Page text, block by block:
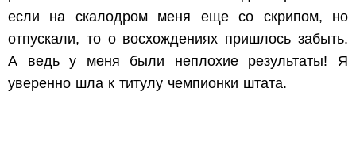
если на скалодром меня еще со скрипом, но
отпускали, то о восхождениях пришлось забыть.
А ведь у меня были неплохие результаты! Я
уверенно шла к титулу чемпионки штата.